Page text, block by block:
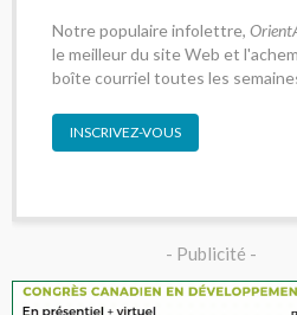
Notre populaire infolettre,
le meilleur du site Web et
boîte courriel toutes les
INSCRIVEZ-VOUS
- Publicité -